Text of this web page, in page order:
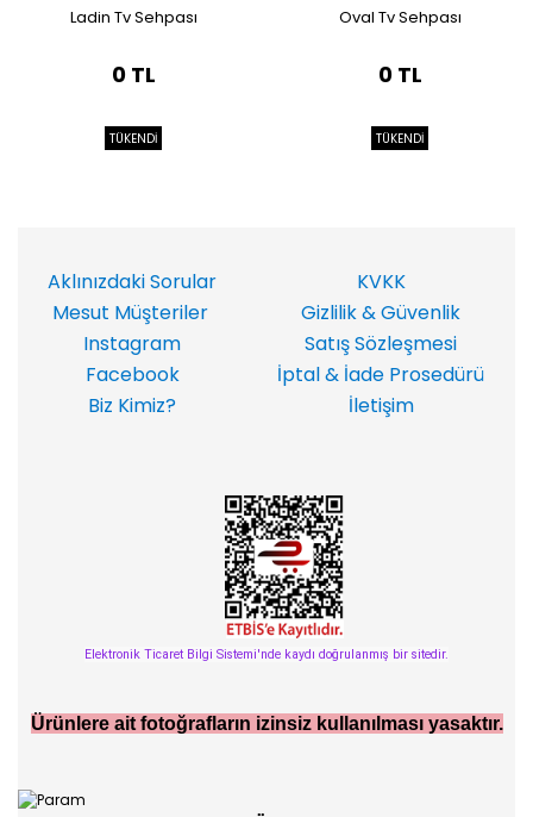
Ladin Tv Sehpası
0 TL
TÜKENDİ
Oval Tv Sehpası
0 TL
TÜKENDİ
Aklınızdaki Sorular
KVKK
Mesut Müşteriler
Gizlilik & Güvenlik
Instagram
Satış Sözleşmesi
Facebook
İptal & İade Prosedürü
Biz Kimiz?
İletişim
Elektronik Ticaret Bilgi Sistemi'nde kaydı doğrulanmış bir sitedir.
Ürünlere ait fotoğrafların izinsiz kullanılması yasaktır.